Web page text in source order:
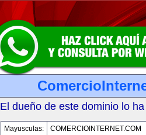
El dueño de este dominio lo
Mayusculas:
COMERCIOINTERNET.COM